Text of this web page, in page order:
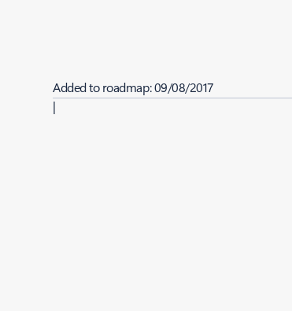
Added to roadmap:09/08/2017
|